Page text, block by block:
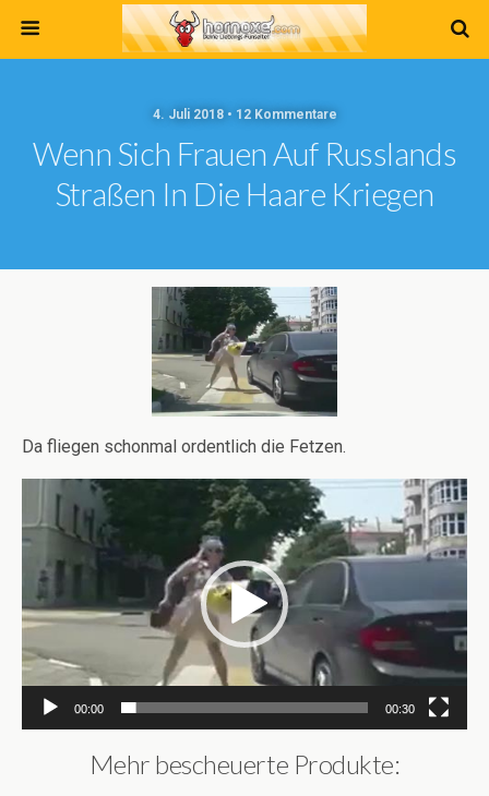
4. Juli 2018 • 12 Kommentare
Wenn Sich Frauen Auf Russlands
Straßen In Die Haare Kriegen
Da fliegen schonmal ordentlich die Fetzen.
Video-
Player
00:00 00:30
Mehr bescheuerte Produkte: